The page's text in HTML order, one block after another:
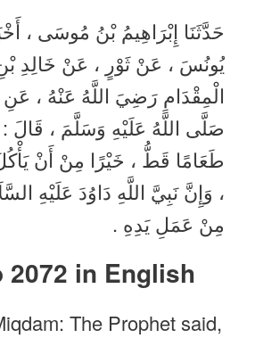
حَدَّثَنَا إِبْرَاهِيمُ بْنُ مُوسَى ،
يُونُسَ ، عَنْ ثَوْرٍ ، عَنْ خَالِدِ
الْمِقْدَامِ رَضِيَ اللَّهُ عَنْهُ ،
صَلَّى اللَّهُ عَلَيْهِ وَسَلَّمَ ، قَالَ
طَعَامًا قَطُّ ، خَيْرًا مِنْ أَنْ
، وَإِنَّ نَبِيَّ اللَّهِ دَاوُدَ عَلَيْهِ
مِنْ عَمَلِ يَدِهِ .
2072 in English
The Prophet said,